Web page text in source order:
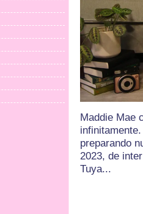
Maddie Mae
preparando
2023, de
Tuya...